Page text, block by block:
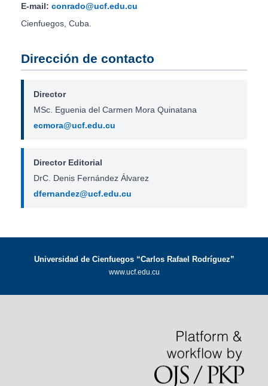
E-mail: conrado@ucf.edu.cu
Cienfuegos, Cuba.
Dirección de contacto
Director
MSc. Eguenia del Carmen Mora Quinatana
ecmora@ucf.edu.cu
Director Editorial
DrC. Denis Fernández Álvarez
dfernandez@ucf.edu.cu
Universidad de Cienfuegos “Carlos Rafael Rodríguez”
www.ucf.edu.cu